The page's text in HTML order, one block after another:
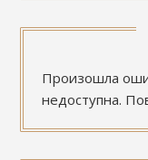
Произошла
недоступна.